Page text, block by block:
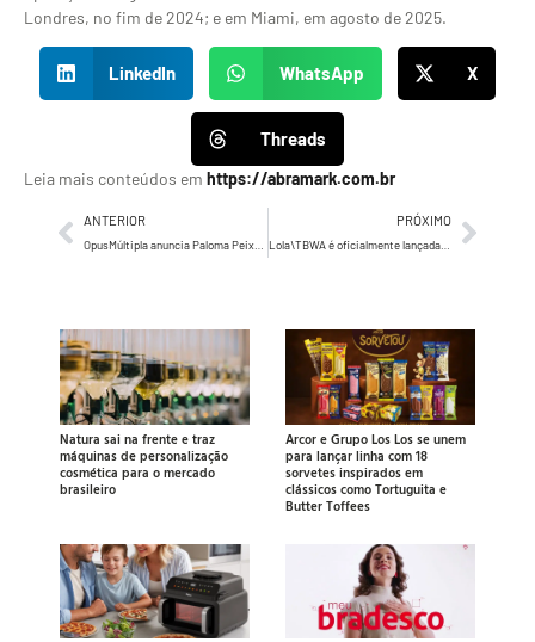
Londres, no fim de 2024; e em Miami, em agosto de 2025.
LinkedIn WhatsApp X
Threads
Leia mais conteúdos em https://abramark.com.br
ANTERIOR PRÓXIMO
Lola\TBWA é oficialmente lançada no Brasil
Natura sai na frente e traz
máquinas de personalização
cosmética para o mercado
brasileiro
Arcor e Grupo Los Los se unem
para lançar linha com 18
sorvetes inspirados em
clássicos como Tortuguita e
Butter Toffees